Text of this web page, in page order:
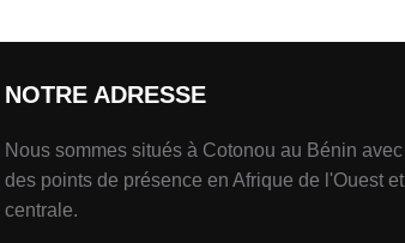
NOTRE ADRESSE
Nous sommes situés à Cotonou au Bénin avec
des points de présence en Afrique de l'Ouest et
centrale.